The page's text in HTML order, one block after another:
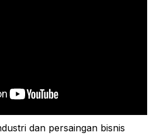
dan persaingan bisnis